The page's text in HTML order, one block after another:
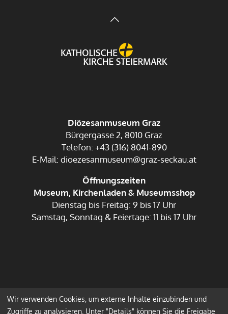
Diözesanmuseum Graz
Bürgergasse 2, 8010 Graz
Telefon: +43 (316) 8041-890
E-Mail: dioezesanmuseum@graz-seckau.at
Öffnungszeiten
Museum, Kirchenladen & Museumsshop
Dienstag bis Freitag: 9 bis 17 Uhr
Samstag, Sonntag & Feiertage: 11 bis 17 Uhr
Impressum Datenschutz
Wir verwenden Cookies, um externe Inhalte einzubinden und
Zugriffe zu analysieren. Unter "Details" können Sie die Freigabe